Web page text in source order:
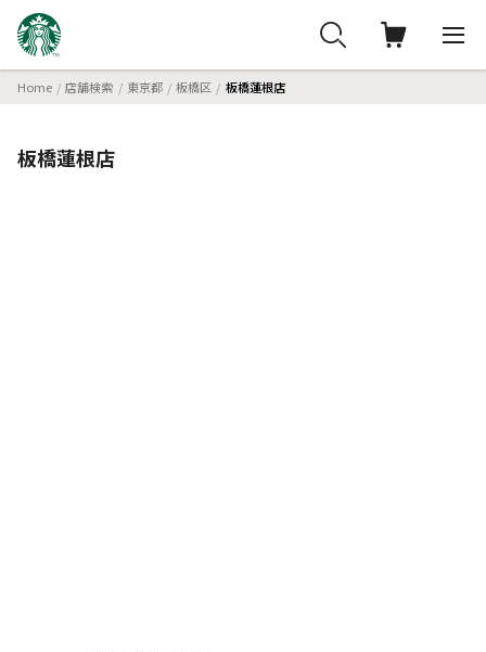
Home 店舗検索 東京都 板橋区 板橋蓮根店
板橋蓮根店